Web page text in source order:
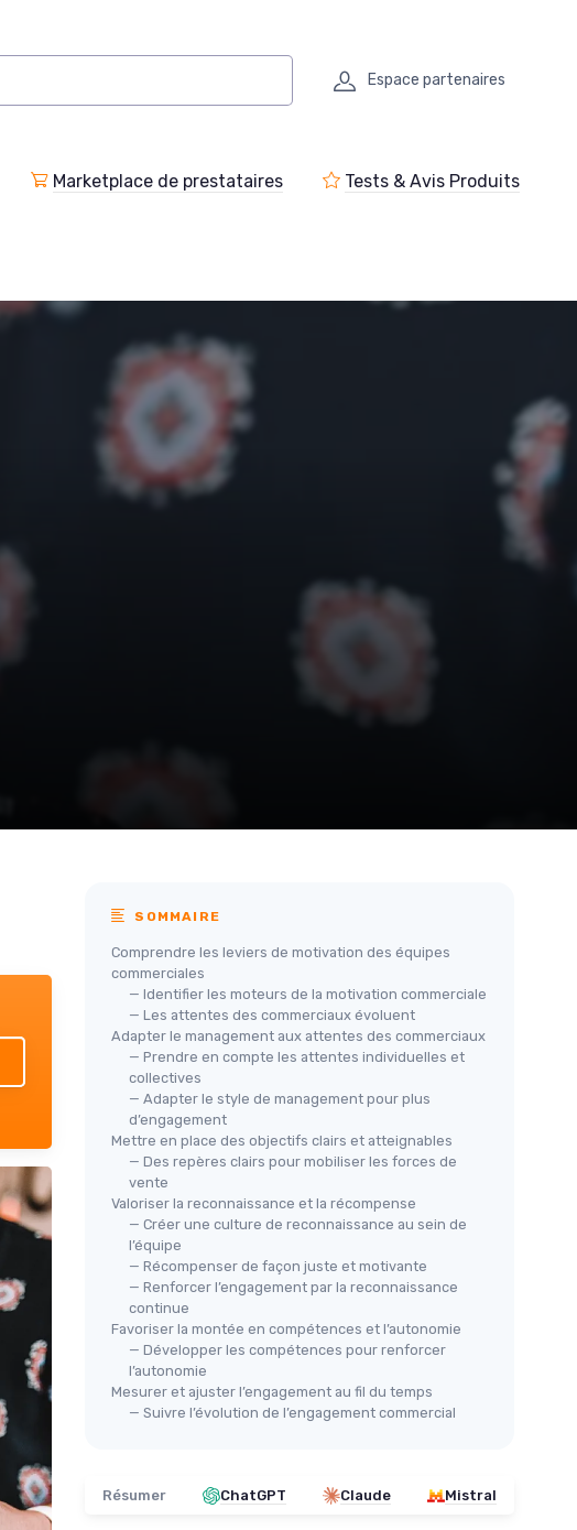
Espace partenaires
Marketplace de prestataires Tests & Avis Produits
SOMMAIRE
Comprendre les leviers de motivation des équipes
commerciales
— Identifier les moteurs de la motivation commerciale
— Les attentes des commerciaux évoluent
Adapter le management aux attentes des commerciaux
— Prendre en compte les attentes individuelles et
collectives
— Adapter le style de management pour plus
d’engagement
Mettre en place des objectifs clairs et atteignables
— Des repères clairs pour mobiliser les forces de
vente
Valoriser la reconnaissance et la récompense
— Créer une culture de reconnaissance au sein de
l’équipe
— Récompenser de façon juste et motivante
— Renforcer l’engagement par la reconnaissance
continue
Favoriser la montée en compétences et l’autonomie
— Développer les compétences pour renforcer
l’autonomie
Mesurer et ajuster l’engagement au fil du temps
— Suivre l’évolution de l’engagement commercial
Résumer ChatGPT Claude Mistral